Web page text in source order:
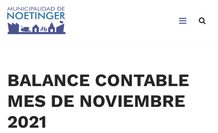
Saltar
BALANCE CONTABLE
MES DE NOVIEMBRE
2021